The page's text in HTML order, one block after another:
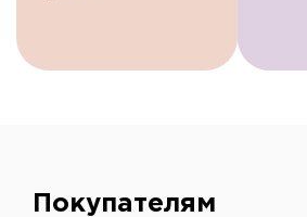
Покупателям